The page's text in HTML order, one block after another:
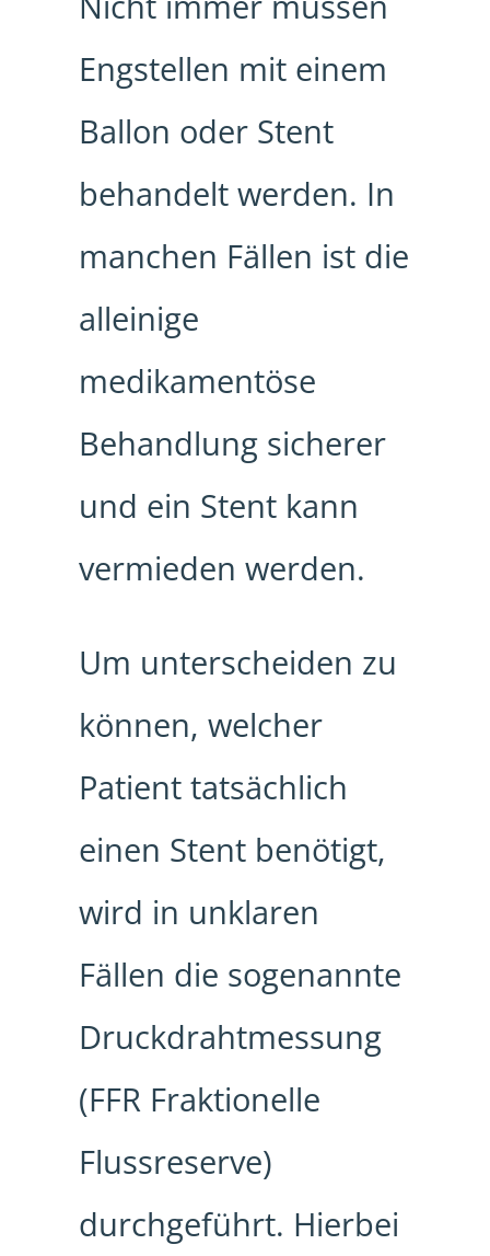
Engstellen mit einem
Ballon oder Stent
behandelt werden. In
manchen Fällen ist die
alleinige
medikamentöse
Behandlung sicherer
und ein Stent kann
vermieden werden.
Um unterscheiden zu
können, welcher
Patient tatsächlich
einen Stent benötigt,
wird in unklaren
Fällen die sogenannte
Druckdrahtmessung
(FFR Fraktionelle
Flussreserve)
durchgeführt. Hierbei